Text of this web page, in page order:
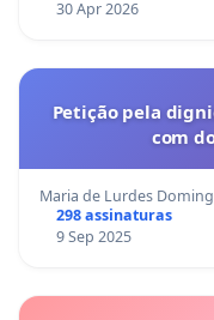
30 Apr 2026
Petição pela
com
Maria de Lurdes
298 assinaturas
9 Sep 2025